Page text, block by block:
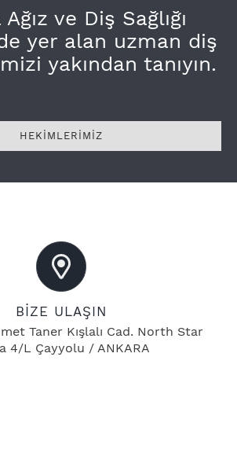
ve Diş Sağlığı
yer alan uzman diş
yakından tanıyın.
HEKİMLERİMİZ
BİZE ULAŞIN
Taner Kışlalı Cad. North Star
4/L Çayyolu / ANKARA